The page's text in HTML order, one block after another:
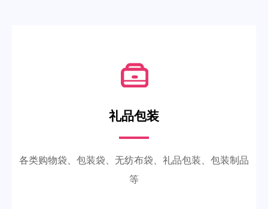
礼品包装
各类购物袋、包装袋、无纺布袋、礼品包装、包装制品
等